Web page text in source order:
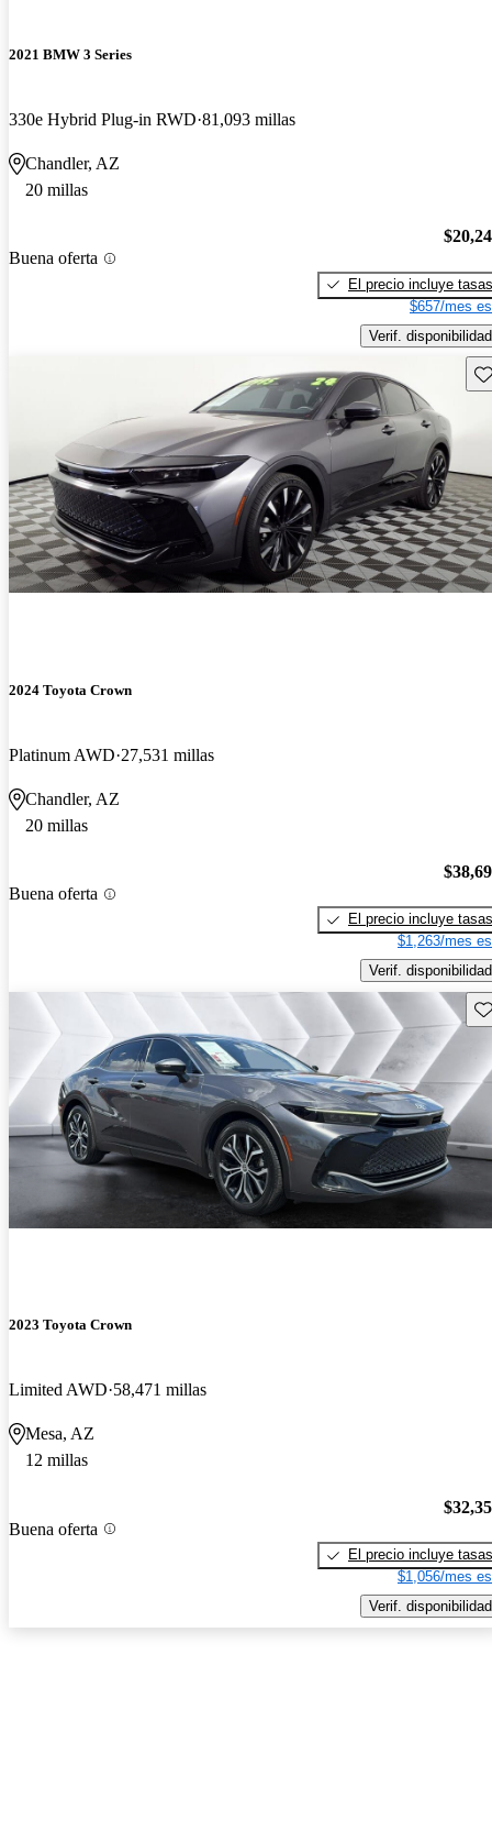
2021 BMW 3 Series
330e Hybrid Plug-in RWD 81,093 millas
Chandler, AZ
20 millas
Buena oferta
El precio incluye tasas
$657/mes
Verif. disponibilidad
2024 Toyota Crown
Platinum AWD 27,531 millas
Chandler, AZ
20 millas
Buena oferta
El precio incluye tasas
$1,263/mes
Verif. disponibilidad
2023 Toyota Crown
Limited AWD 58,471 millas
Mesa, AZ
12 millas
Buena oferta
El precio incluye tasas
$1,056/mes
Verif. disponibilidad